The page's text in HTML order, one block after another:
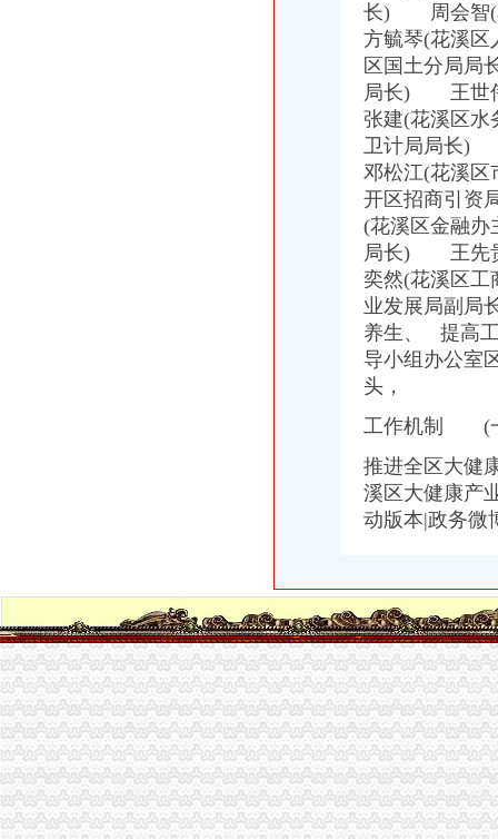
中共怀化经开区工作委员会办公室怀化经开区管理委员会办公室关于
昆明市经开区办理劳务公司注册地址食品公司注册-正然财税-【内蒙古
广西—东盟经开区：一元钱也可办公司_广西新闻联播|BBRTV北部湾
2017广西南宁经开区政办公室招聘公告【招1人】_中公网校
贵经济技术开发区政办公室关于经开区大数据产业发展工作领导小
宁乡经开区“马上就办”企业大事不折腾小事不出门_新浪新闻
经开区加大领办代办力度加快企业落地手续审批流程_搜狐财经_搜狐网
【2017广西嘉路人力资源顾问有限责任公司招聘经开区岗位1名公告（
[经开区]四川雅安经开区管委会办公室办公设备采购项目（经直购-
立足前哨恪尽职守建好后院竭诚奉献|经开区综合办公室组织进行集体
中共怀化经开区工委办公室怀化经开区管委会办公室关于加怀化经
格力电器（合肥）有限公司经开区办事处2017新招聘信息_电话_地
西安经开区金融办领导一行莅临人众金服考察调研_搜狐财经_搜狐网
永州市优化办调研永州经开区服务园区企业发展况_永州站频道_红网
【在西安经开区注册公司,到哪儿办理手续啊？,北斗融科（北京）
蔡开办发〔2015〕11号|蔡家坡经开区管委会政综合办公室|关于印发
郑州经开区代办公司注册多少钱-商务服务
经开区举办“民营企业招聘周”招聘会_河北新闻网
经开区管委会办公室2014年度重点工作、重点活动公开承诺事项-马鞍
双桥经开区管委会办公室关于成立双桥经开区财经工作领导小组的通知
合肥经开区管办
经开区应急办向区内企业一线职工赠送市民应急手册-经开区-合肥市人
达州经开区民营办邀请投行团队到辖区优质企业调研-达州市人民
2017年九江经开区政办公室公开考选机关工作人员公告-江西公选遴
长) 周会智(
方毓琴(花溪
区国土分局
局长) 王世
张建(花溪区
卫计局局长
邓松江(花溪
开区招商引
(花溪区金融
局长) 王先
奕然(花溪区
业发展局副局
养生、 提高
导小组办公室
头，
工作机制 (一
推进全区大健
溪区大健康产
动版本|政务微